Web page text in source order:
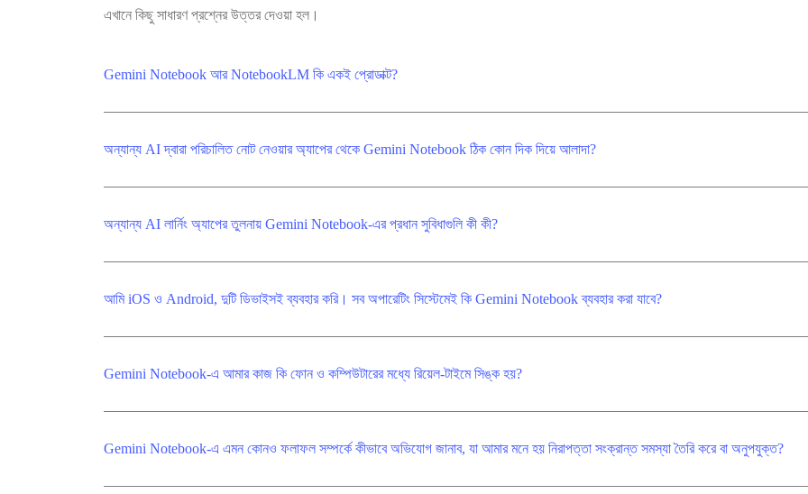
এখানে কিছু সাধারণ প্রশ্নের উত্তর দেওয়া হল।
Gemini Notebook আর NotebookLM কি একই প্রোডাক্ট?
অন্যান্য AI দ্বারা পরিচালিত নোট নেওয়ার অ্যাপের থেকে Gemini Notebook ঠিক কোন দিক দিয়ে আলাদা?
অন্যান্য AI লার্নিং অ্যাপের তুলনায় Gemini Notebook-এর প্রধান সুবিধাগুলি কী কী?
আমি iOS ও Android, দুটি ডিভাইসই ব্যবহার করি। সব অপারেটিং সিস্টেমেই কি Gemini Notebook ব্যবহার করা যাবে?
Gemini Notebook-এ আমার কাজ কি ফোন ও কম্পিউটারের মধ্যে রিয়েল-টাইমে সিঙ্ক হয়?
Gemini Notebook-এ এমন কোনও ফলাফল সম্পর্কে কীভাবে অভিযোগ জানাব, যা আমার মনে হয় নিরাপত্তা সংক্রান্ত সমস্যা তৈরি করে বা অনুপযুক্ত?